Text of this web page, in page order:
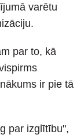
varētu
par to, kā
ir pie tā
par izglītību",